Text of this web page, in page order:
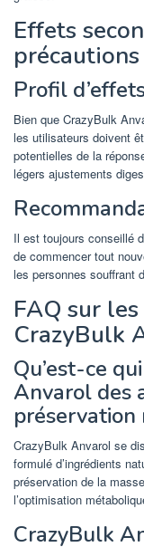
Effets
précautions
Profil
Bien que CrazyBulk
les utilisateurs doivent
potentielles de la
légers ajustements
Il est toujours conseillé
de commencer tout
les personnes souffrant
FAQ sur
CrazyBulk
Qu’est-ce
Anvarol des
préservation
CrazyBulk Anvarol se
formulé d’ingrédients
préservation de la
l’optimisation
CrazyBulk